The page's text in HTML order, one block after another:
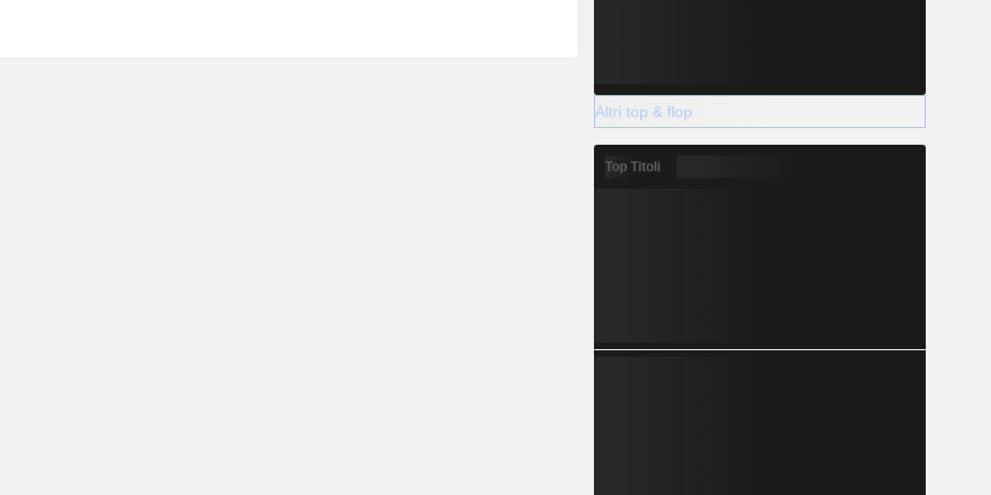
Altri top & flop
Top Titoli